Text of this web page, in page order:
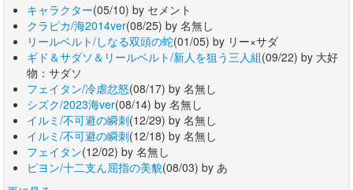
キャラクター(05/10) by セメント
クラピカ/海2014ver(08/25) by 名無し
リールベルト/しなる双頭の蛇(01/05) by リー×サダ
ギド＆サダソ＆リールベルト/新人を狙う三人組(09/22) by 大好
物：サダソ
フェイタン/冷虐忿怒(08/17) by 名無し
シズク/2023海ver(08/14) by 名無し
イルミ/不可避の瞬刺(12/29) by 名無し
イルミ/不可避の瞬刺(12/18) by 名無し
フェイタン(12/02) by 名無し
ピヨン/十二支ん屈指の美貌(08/03) by あ